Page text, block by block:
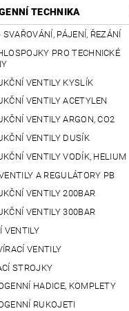
TECHNIKA
SVAŘOVÁNÍ, PÁJENÍ, ŘEZÁNÍ
PRO TECHNICKÉ
VENTILY KYSLÍK
VENTILY ACETYLEN
VENTILY ARGON, CO2
VENTILY DUSÍK
VENTILY VODÍK, HELIUM
A REGULÁTORY PB
VENTILY 200BAR
VENTILY 300BAR
VENTILY
VENTILY
STROJKY
HADICE, KOMPLETY
RUKOJETI